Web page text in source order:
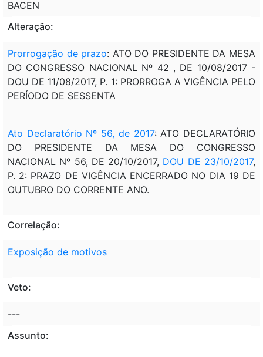
BACEN
Alteração:
Prorrogação de prazo: ATO DO PRESIDENTE DA MESA
DO CONGRESSO NACIONAL Nº 42 , DE 10/08/2017 -
DOU DE 11/08/2017, P. 1: PRORROGA A VIGÊNCIA PELO
PERÍODO DE SESSENTA
Ato Declaratório Nº 56, de 2017: ATO DECLARATÓRIO
DO PRESIDENTE DA MESA DO CONGRESSO
NACIONAL Nº 56, DE 20/10/2017, DOU DE 23/10/2017,
P. 2: PRAZO DE VIGÊNCIA ENCERRADO NO DIA 19 DE
OUTUBRO DO CORRENTE ANO.
Correlação:
Exposição de motivos
Veto:
---
Assunto: